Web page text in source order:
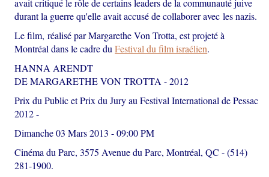
avait critiqué le rôle de certains leaders de la communauté juive
durant la guerre qu'elle avait accusé de collaborer avec les nazis.
Le film, réalisé par Margarethe Von Trotta, est projeté à
Montréal dans le cadre duFestival du film israélien.
HANNA ARENDT
DE MARGARETHE VON TROTTA - 2012
Prix du Public et Prix du Jury au Festival International de Pessac
2012 -
Dimanche 03 Mars 2013 - 09:00 PM
Cinéma du Parc, 3575 Avenue du Parc, Montréal, QC - (514)
281-1900.